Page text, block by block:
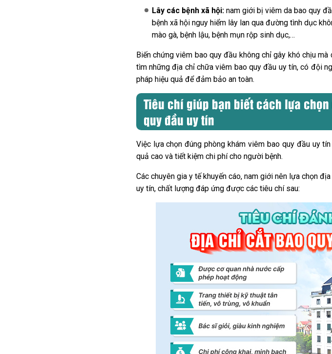
Lây các bệnh xã hội:nam giới bị viêm da bao quy
bệnh xã hội nguy hiểm lây lan qua đường tình dục
mào gà, bệnh lậu, bệnh mụn rộp sinh dục,…
Biến chứng viêm bao quy đầu không chỉ gây khó chịu
tìm những địa chỉ chữa viêm bao quy đầu uy tín, có đội
pháp hiệu quả để đảm bảo an toàn.
Tiêu chí giúp bạn biết cách lựa
quy đầu uy tín
Việc lựa chọn đúng phòng khám viêm bao quy đầu uy
quả cao và tiết kiệm chi phí cho người bệnh.
Các chuyên gia y tế khuyến cáo, nam giới nên lựa chọn
uy tín, chất lượng đáp ứng được các tiêu chí sau: